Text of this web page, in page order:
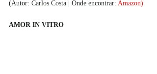
(Autor: Carlos Costa | Onde encontrar: Amazon)
AMOR IN VITRO